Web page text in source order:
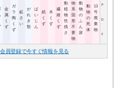
Ｐ
Ｄ
Ｆ
金
属
く
ず
ガ
ラ
陶
く
ず
鉱
さ
い
が
れ
き
類
ば
い
じ
ん
紙
く
ず
木
く
ず
繊
維
く
ず
動
植
物
性
残
さ
物
系
固
形
不
要
物
動
物
の
ふ
ん
尿
動
物
の
死
体
13
号
廃
棄
物
員登録で今すぐ情報を見る